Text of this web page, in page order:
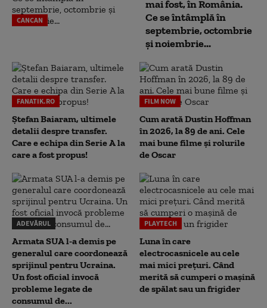
CANCAN
mai fost, în România.
Ce se întâmplă în
septembrie, octombrie
și noiembrie...
FANATIK.RO
Ștefan Baiaram, ultimele
detalii despre transfer.
Care e echipa din Serie A la
care a fost propus!
FILM NOW
Cum arată Dustin Hoffman
în 2026, la 89 de ani. Cele
mai bune filme și rolurile
de Oscar
ADEVĂRUL
Armata SUA l-a demis pe
generalul care coordonează
sprijinul pentru Ucraina.
Un fost oficial invocă
probleme legate de
consumul de...
PLAYTECH
Luna în care
electrocasnicele au cele
mai mici prețuri. Când
merită să cumperi o mașină
de spălat sau un frigider